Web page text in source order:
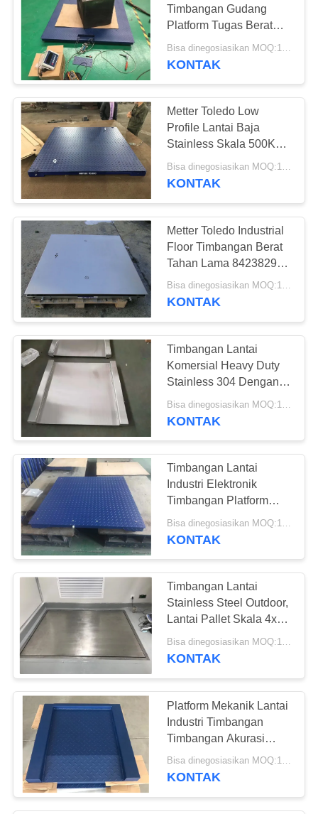
tergantung skala
crane
11
Pallet Jack Dengan
Skala Berat
6
Bobot Uji Industri
Sel beban mettler
toledo
72
Indikator Mettler
Toledo
Timbangan Gudang
Platform Tugas Berat
Timbangan
Bisa dinegosiasikan MOQ:1 Set
KONTAK
Metter Toledo Low
Profile Lantai Baja
Stainless Skala 500Kg
1000Kg 1.2x1.2 Meter
Bisa dinegosiasikan MOQ:1 Set
KONTAK
Metter Toledo Industrial
Floor Timbangan Berat
Tahan Lama 84238290
Ukuran Disesuaikan
Bisa dinegosiasikan MOQ:1 Set
KONTAK
Timbangan Lantai
Komersial Heavy Duty
Stainless 304 Dengan
Permukaan
Menggambar Kawat
KONTAK
Timbangan Lantai
Industri Elektronik
Timbangan Platform
Lebar Untuk Gudang
Bisa dinegosiasikan MOQ:1 Set
KONTAK
Timbangan Lantai
Stainless Steel Outdoor,
Lantai Pallet Skala 4x4
Kapasitas 5000 Lb
Bisa dinegosiasikan MOQ:10 set
KONTAK
Platform Mekanik Lantai
Industri Timbangan
Timbangan Akurasi
Tinggi 500Kg Hingga
5000Kg
Bisa dinegosiasikan MOQ:10 set
KONTAK